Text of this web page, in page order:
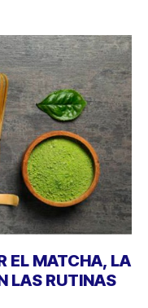
EL MATCHA, LA
LAS RUTINAS